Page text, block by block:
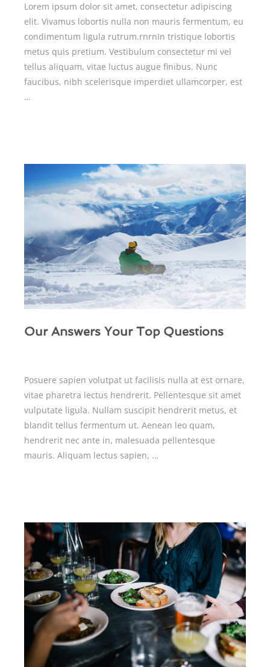
Lorem ipsum dolor sit amet, consectetur adipiscing
elit. Vivamus lobortis nulla non mauris fermentum, eu
condimentum ligula rutrum.rnrnIn tristique lobortis
metus quis pretium. Vestibulum consectetur mi vel
tellus aliquam, vitae luctus augue finibus. Nunc
faucibus, nibh scelerisque imperdiet ullamcorper, est
…
Our Answers Your Top Questions
Posuere sapien volutpat ut facilisis nulla at est ornare,
vitae pharetra lectus hendrerit. Pellentesque sit amet
vulputate ligula. Nullam suscipit hendrerit metus, et
blandit tellus fermentum ut. Aenean leo quam,
hendrerit nec ante in, malesuada pellentesque
mauris. Aliquam lectus sapien, …